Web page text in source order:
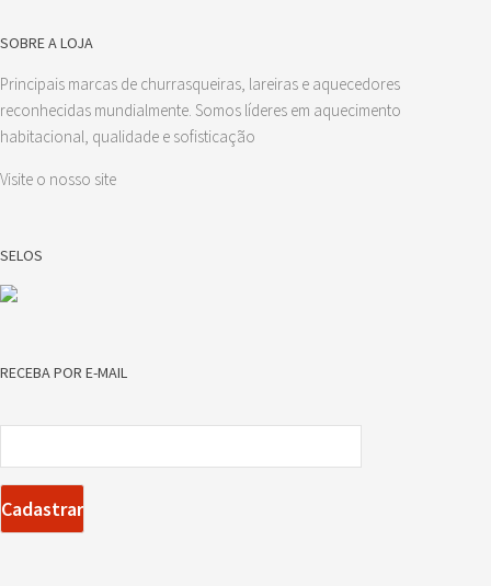
SOBRE A LOJA
Principais marcas de churrasqueiras, lareiras e aquecedores
reconhecidas mundialmente. Somos líderes em aquecimento
habitacional, qualidade e sofisticação
Visite o nosso site
SELOS
RECEBA POR E-MAIL